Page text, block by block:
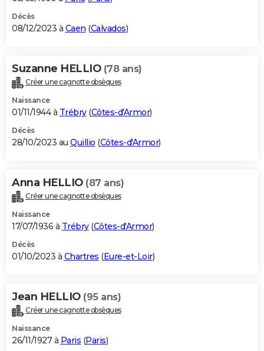
Décès
08/12/2023 à Caen (Calvados)
Suzanne HELLIO (78 ans)
Créer une cagnotte obsèques
Naissance
01/11/1944 à Trébry(Côtes-d'Armor)
Décès
28/10/2023 au Quillio (Côtes-d'Armor)
Anna HELLIO (87 ans)
Créer une cagnotte obsèques
Naissance
17/07/1936 à Trébry(Côtes-d'Armor)
Décès
01/10/2023 à Chartres (Eure-et-Loir)
Jean HELLIO (95 ans)
Créer une cagnotte obsèques
Naissance
26/11/1927 à Paris (Paris)